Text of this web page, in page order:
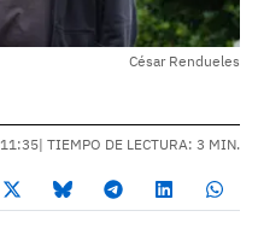
César Rendueles
11:35| TIEMPO DE LECTURA: 3 MIN.